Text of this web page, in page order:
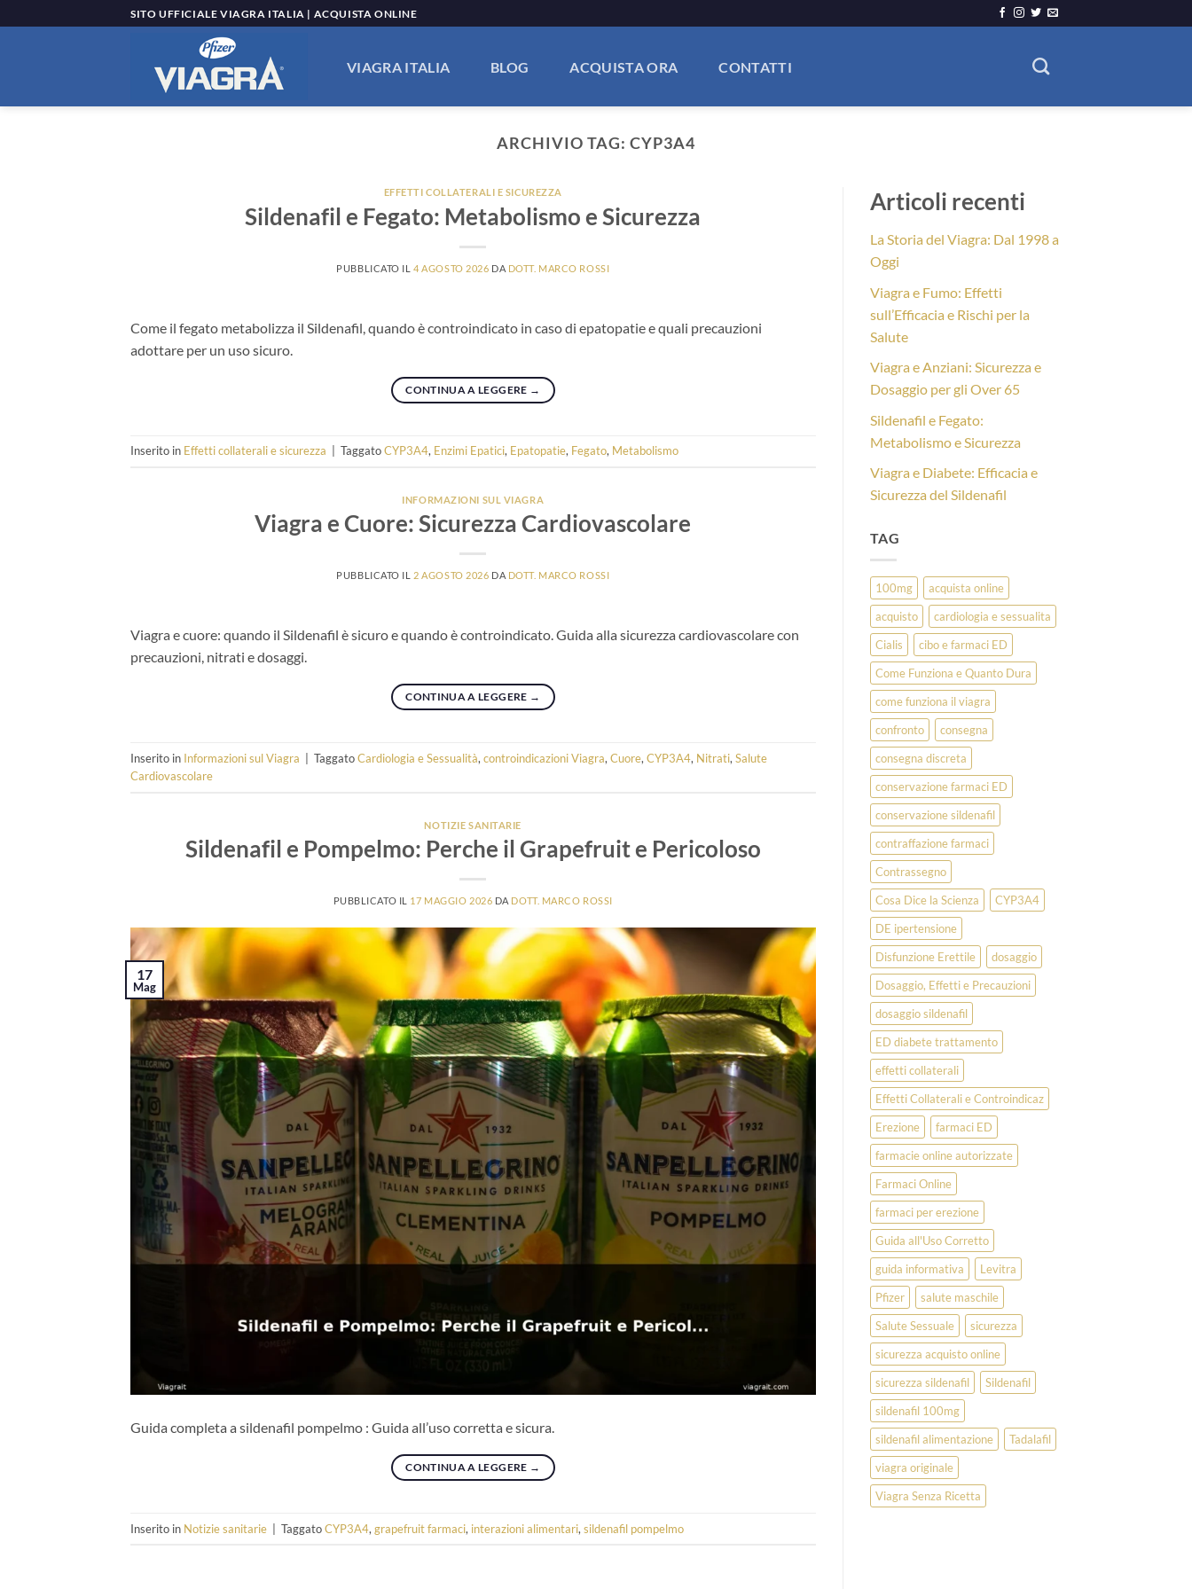
ai
SITO UFFICIALE VIAGRA ITALIA | ACQUISTA ONLINE
VIAGRA ITALIA BLOG ACQUISTA ORA CONTATTI
ARCHIVIO TAG:CYP3A4
EFFETTI COLLATERALI E SICUREZZA
Sildenafil e Fegato: Metabolismo e Sicurezza
PUBBLICATO IL4 AGOSTO 2026 DA DOTT. MARCO ROSSI
Come il fegato metabolizza il Sildenafil, quando è controindicato in caso di epatopatie e quali precauzioni
adottare per un uso sicuro.
CONTINUA A LEGGERE →
Inserito in Effetti collaterali e sicurezza TaggatoCYP3A4, Enzimi Epatici, Epatopatie, Fegato, Metabolismo
INFORMAZIONI SUL VIAGRA
Viagra e Cuore: Sicurezza Cardiovascolare
PUBBLICATO IL 2 AGOSTO 2026 DA DOTT. MARCO ROSSI
Viagra e cuore: quando il Sildenafil è sicuro e quando è controindicato. Guida alla sicurezza cardiovascolare con
precauzioni, nitrati e dosaggi.
CONTINUA A LEGGERE →
Inserito in Informazioni sul Viagra TaggatoCardiologia e Sessualità, controindicazioni Viagra, Cuore, CYP3A4, Nitrati, Salute
Cardiovascolare
NOTIZIE SANITARIE
Sildenafil e Pompelmo: Perche il Grapefruit e Pericoloso
PUBBLICATO IL 17 MAGGIO 2026 DA DOTT. MARCO ROSSI
17
Mag
Guida completa a sildenafil pompelmo : Guida all’uso corretta e sicura.
CONTINUA A LEGGERE →
Inserito in Notizie sanitarie TaggatoCYP3A4, grapefruit farmaci, interazioni alimentari, sildenafil pompelmo
Articoli recenti
La Storia del Viagra: Dal 1998 a
Oggi
Viagra e Fumo: Effetti
sull’Efficacia e Rischi per la
Salute
Viagra e Anziani: Sicurezza e
Dosaggio per gli Over 65
Sildenafil e Fegato:
Metabolismo e Sicurezza
Viagra e Diabete: Efficacia e
Sicurezza del Sildenafil
TAG
100mg
acquista online
acquisto
cardiologia e sessualita
Cialis
cibo e farmaci ED
Come Funziona e Quanto Dura
come funziona il viagra
confronto
consegna
consegna discreta
conservazione farmaci ED
conservazione sildenafil
contraffazione farmaci
Contrassegno
Cosa Dice la Scienza
CYP3A4
DE ipertensione
Disfunzione Erettile
dosaggio
Dosaggio, Effetti e Precauzioni
dosaggio sildenafil
ED diabete trattamento
effetti collaterali
Effetti Collaterali e Controindicaz
Erezione
farmaci ED
farmacie online autorizzate
Farmaci Online
farmaci per erezione
Guida all'Uso Corretto
guida informativa
Levitra
Pfizer
salute maschile
Salute Sessuale
sicurezza
sicurezza acquisto online
sicurezza sildenafil
Sildenafil
sildenafil 100mg
sildenafil alimentazione
Tadalafil
viagra originale
Viagra Senza Ricetta